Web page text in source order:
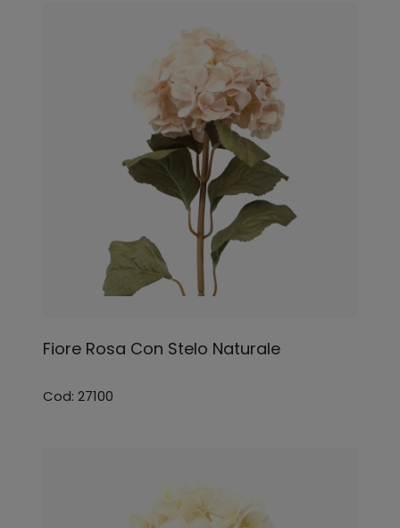
Fiore Rosa Con Stelo Naturale
Cod: 27100